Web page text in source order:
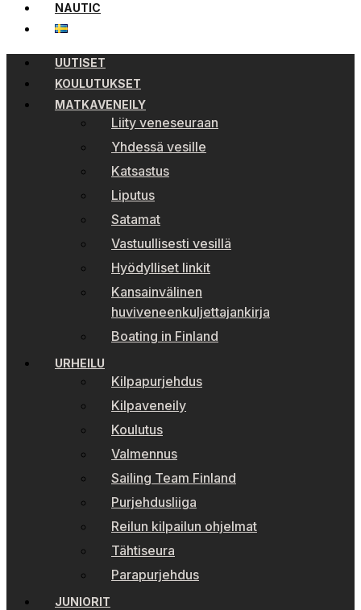
NAUTIC
UUTISET
KOULUTUKSET
MATKAVENEILY
Liity veneseuraan
Yhdessä vesille
Katsastus
Liputus
Satamat
Vastuullisesti vesillä
Hyödylliset linkit
Kansainvälinen
huviveneenkuljettajankirja
Boating in Finland
URHEILU
Kilpapurjehdus
Kilpaveneily
Koulutus
Valmennus
Sailing Team Finland
Purjehdusliiga
Reilun kilpailun ohjelmat
Tähtiseura
Parapurjehdus
JUNIORIT